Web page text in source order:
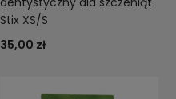
Stix XS/S
35,00 zł